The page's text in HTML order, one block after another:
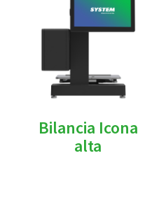
Bilancia Icona
alta